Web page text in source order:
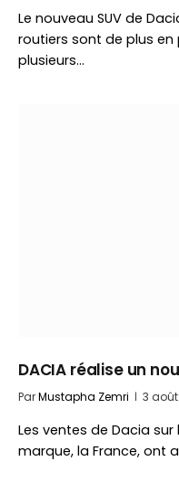
Le nouveau SUV de
routiers sont de plus en
plusieurs…
DACIA réalise un
ParMustapha Zemri 3
Les ventes de Dacia
marque, la France, ont